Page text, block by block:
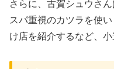
さらに、古賀シュウさ
スパ重視のカツラを使
け店を紹介するなど、